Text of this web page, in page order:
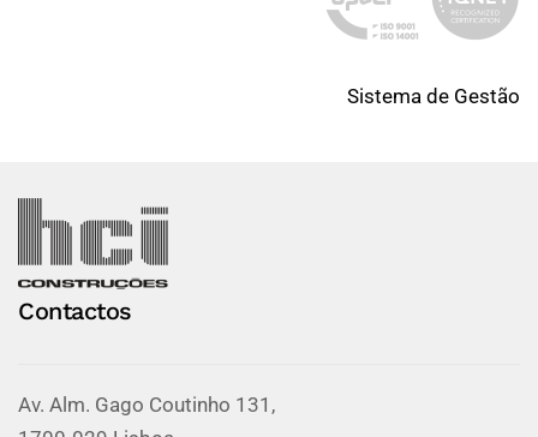
Sistema de Gestão
Contactos
Av. Alm. Gago Coutinho 131,